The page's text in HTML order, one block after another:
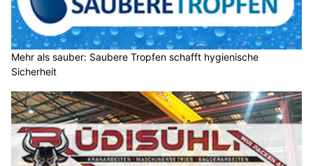
Mehr als sauber: Saubere Tropfen schafft hygienische
Sicherheit